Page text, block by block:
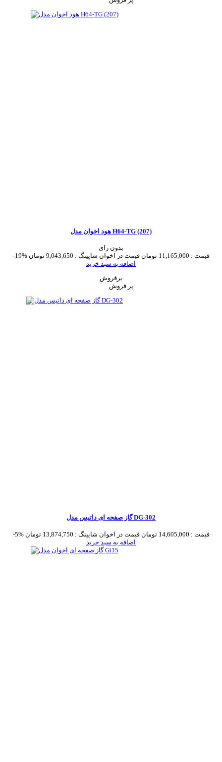
هود اخوان مدل H64-TG (207)
بدون رای
-19%
قیمت : 11,165,000 تومان قیمت در اخوان شاپینگ : 9,043,650 تومان
اضافه به سبد خرید
پرفروش
گاز صفحه ای داتیس مدل DG-302
-5% قیمت : 14,605,000 تومان قیمت در اخوان شاپینگ : 13,874,750 تومان
اضافه به سبد خرید